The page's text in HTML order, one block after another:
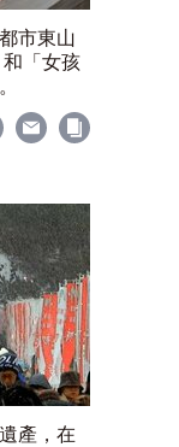
市東山
「女孩
產，在